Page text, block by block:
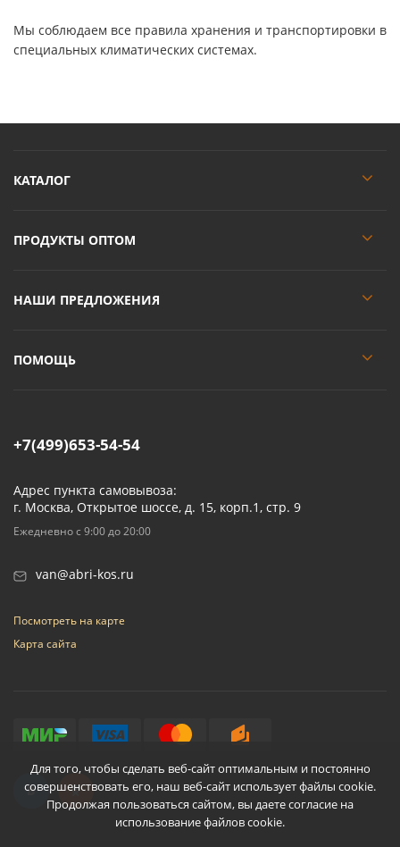
Для того, чтобы сделать веб-сайт оптимальным и постоянно
совершенствовать его, наш веб-сайт использует файлы cookie.
Продолжая пользоваться сайтом, вы даете согласие на
использование файлов cookie.
Мы соблюдаем все правила хранения и транспортировки в
специальных климатических системах.
КАТАЛОГ
ПРОДУКТЫ ОПТОМ
НАШИ ПРЕДЛОЖЕНИЯ
ПОМОЩЬ
+7(499)653-54-54
Адрес пункта самовывоза:
г. Москва, Открытое шоссе, д. 15, корп.1, стр. 9
Ежедневно с 9:00 до 20:00
van@abri-kos.ru
Посмотреть на карте
Карта сайта